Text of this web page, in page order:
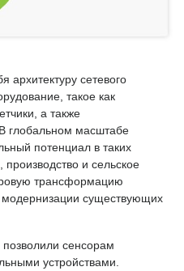
архитектуру сетевого
такое как
а также
глобальном масштабе
потенциал в таких
производство и сельское
трансформацию
существующих
сенсорам
устройствами.